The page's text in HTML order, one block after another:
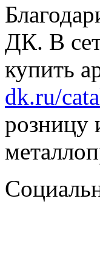
ДК. В
купить
dk.ru/
розницу